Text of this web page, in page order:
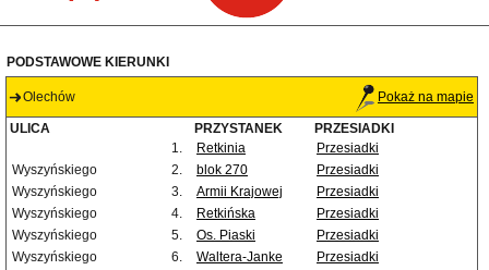
PODSTAWOWE KIERUNKI
Olechów Pokaż na mapie
ULICA PRZYSTANEK
PRZESIADKI
1.
Retkinia
Przesiadki
Wyszyńskiego
2. blok 270
Przesiadki
Wyszyńskiego
3. Armii Krajowej
Przesiadki
Wyszyńskiego
4. Retkińska
Przesiadki
Wyszyńskiego
5. Os. Piaski
Przesiadki
Wyszyńskiego
6. Waltera-Janke
Przesiadki